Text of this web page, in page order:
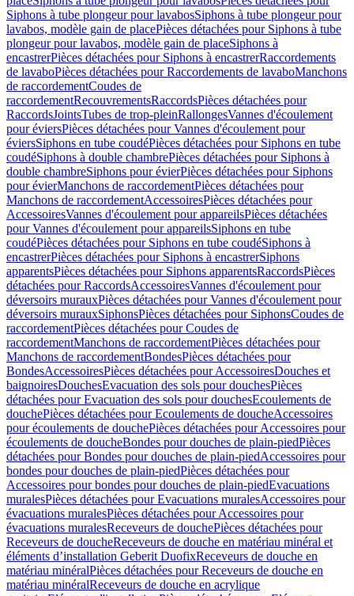
Siphons à tube plongeur pour lavabosSiphons à tube plongeur pour
lavabos, modèle gain de placePièces détachées pour Siphons à tube
plongeur pour lavabos, modèle gain de placeSiphons à
encastrerPièces détachées pour Siphons à encastrerRaccordements
de lavaboPièces détachées pour Raccordements de lavaboManchons
de raccordementCoudes de
raccordementRecouvrementsRaccordsPièces détachées pour
RaccordsJointsTubes de trop-pleinRallongesVannes d'écoulement
pour éviersPièces détachées pour Vannes d'écoulement pour
éviersSiphons en tube coudéPièces détachées pour Siphons en tube
coudéSiphons à double chambrePièces détachées pour Siphons à
double chambreSiphons pour évierPièces détachées pour Siphons
pour évierManchons de raccordementPièces détachées pour
Manchons de raccordementAccessoiresPièces détachées pour
AccessoiresVannes d'écoulement pour appareilsPièces détachées
pour Vannes d'écoulement pour appareilsSiphons en tube
coudéPièces détachées pour Siphons en tube coudéSiphons à
encastrerPièces détachées pour Siphons à encastrerSiphons
apparentsPièces détachées pour Siphons apparentsRaccordsPièces
détachées pour RaccordsAccessoiresVannes d'écoulement pour
déversoirs murauxPièces détachées pour Vannes d'écoulement pour
déversoirs murauxSiphonsPièces détachées pour SiphonsCoudes de
raccordementPièces détachées pour Coudes de
raccordementManchons de raccordementPièces détachées pour
Manchons de raccordementBondesPièces détachées pour
BondesAccessoiresPièces détachées pour AccessoiresDouches et
baignoiresDouchesEvacuation des sols pour douchesPièces
détachées pour Evacuation des sols pour douchesEcoulements de
douchePièces détachées pour Ecoulements de doucheAccessoires
pour écoulements de douchePièces détachées pour Accessoires pour
écoulements de doucheBondes pour douches de plain-piedPièces
détachées pour Bondes pour douches de plain-piedAccessoires pour
bondes pour douches de plain-piedPièces détachées pour
Accessoires pour bondes pour douches de plain-piedEvacuations
muralesPièces détachées pour Evacuations muralesAccessoires pour
évacuations muralesPièces détachées pour Accessoires pour
évacuations muralesReceveurs de douchePièces détachées pour
Receveurs de doucheReceveurs de douche en matériau minéral et
éléments d’installation Geberit DuofixReceveurs de douche en
matériau minéralPièces détachées pour Receveurs de douche en
matériau minéralReceveurs de douche en acrylique